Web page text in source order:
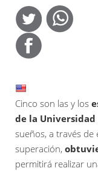
Cinco son las y los
de la Universidad
sueños, a través de
superación,
permitirá realizar